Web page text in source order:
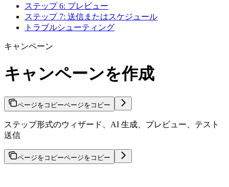
ステップ 6: プレビュー
ステップ 7: 送信またはスケジュール
トラブルシューティング
キャンペーン
キャンペーンを作成
ページをコピーページをコピー
ステップ形式のウィザード、AI 生成、プレビュー、テスト
送信
ページをコピーページをコピー